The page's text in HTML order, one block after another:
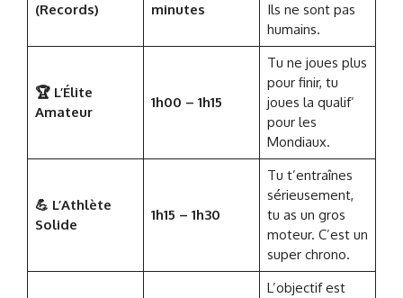
(Records)
minutes
Ils ne sont pas
humains.
🏆 L’Élite
Amateur
1h00 – 1h15
Tu ne joues plus
pour finir, tu
joues la qualif’
pour les
Mondiaux.
💪 L’Athlète
Solide
1h15 – 1h30
Tu t’entraînes
sérieusement,
tu as un gros
moteur. C’est un
super chrono.
L’objectif est